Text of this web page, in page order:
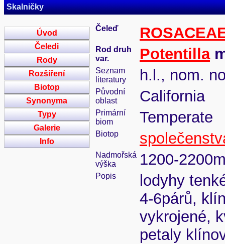
Skalničky
Úvod
Čeledi
Rody
Rozšíření
Biotop
Synonyma
Typy
Galerie
Info
Čeleď
Rod druh
var.
Potentilla
Seznam
literatury
h.l., nom.
Původní
oblast
California
Primární
biom
Temperate
Biotop
Nadmořská
výška
1200-
Popis
lodyhy
4-6párů,
vykrojené,
petaly